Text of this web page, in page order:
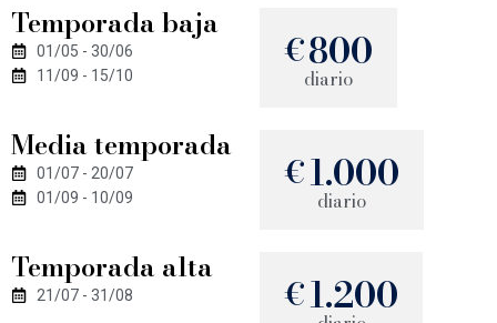
Temporada baja
01/05 - 30/06
11/09 - 15/10
€800
diario
Media temporada
01/07 - 20/07
01/09 - 10/09
€1.000
diario
Temporada alta
21/07 - 31/08 €1.200